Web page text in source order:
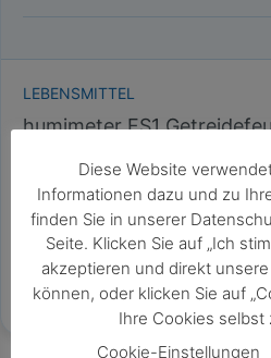
LEBENSMITTEL
humimeter FS1
Messbereich: 5 - 30%
Kalibrierungsgenauigkeit: +/-
60g Probemenge
Ideal zur Bestimmung des
Diese Website
Informationen dazu und zu
finden Sie in unserer
Seite. Klicken Sie auf „Ich
akzeptieren und direkt
können, oder klicken Sie auf
Ihre Cookies selbst
Cookie-Einstellungen